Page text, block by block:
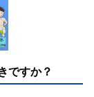
ですか？